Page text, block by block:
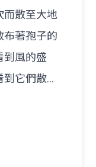
而散至大地
布著孢子的
到風的盛
它們散播
到了風的